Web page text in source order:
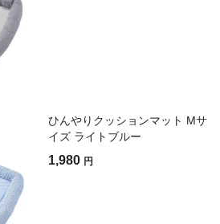
ひんやりクッションマット Mサ
イズ ライトブルー
1,980 円